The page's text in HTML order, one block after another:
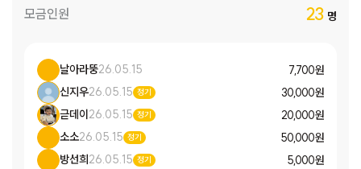
모금인원 23 명
날아라뚱26.05.15
7,700 원
신지우26.05.15 정기
30,000 원
귿데이26.05.15 정기
20,000 원
소소26.05.15 정기
50,000 원
방선희26.05.15 정기
5,000 원